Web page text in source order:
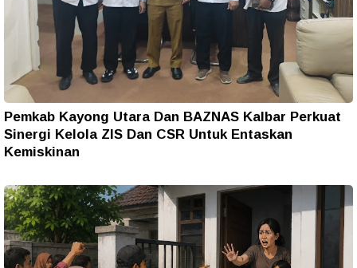
Pemkab Kayong Utara Dan BAZNAS Kalbar Perkuat
Sinergi Kelola ZIS Dan CSR Untuk Entaskan
Kemiskinan